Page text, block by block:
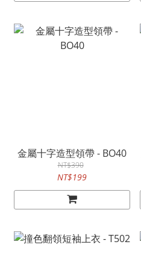
金屬十字造型領帶 - BO40
NT$390
NT$199